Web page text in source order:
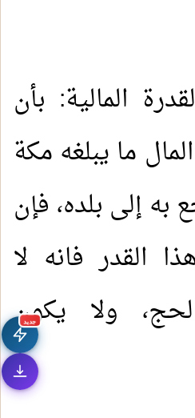
جديد
المالية: بأن
ما يبلغه مكة
به إلى بلده، فإن
القدر فانه لا
ولا يكون